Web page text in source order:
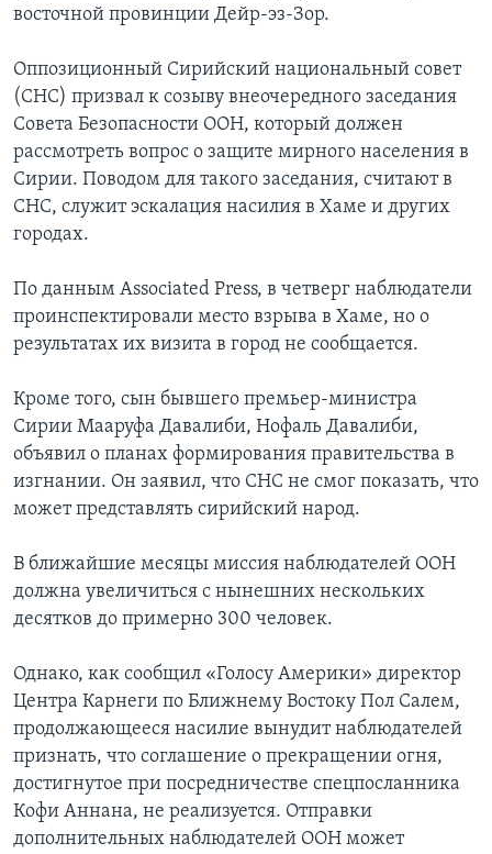
восточной провинции Дейр-эз-Зор.
Оппозиционный Сирийский национальный совет
(СНС) призвал к созыву внеочередного заседания
Совета Безопасности ООН, который должен
рассмотреть вопрос о защите мирного населения в
Сирии. Поводом для такого заседания, считают в
СНС, служит эскалация насилия в Хаме и других
городах.
По данным Assoсiated Press, в четверг наблюдатели
проинспектировали место взрыва в Хаме, но о
результатах их визита в город не сообщается.
Кроме того, сын бывшего премьер-министра
Сирии Мааруфа Давалиби, Нофаль Давалиби,
объявил о планах формирования правительства в
изгнании. Он заявил, что СНС не смог показать, что
может представлять сирийский народ.
В ближайшие месяцы миссия наблюдателей ООН
должна увеличиться с нынешних нескольких
десятков до примерно 300 человек.
Однако, как сообщил «Голосу Америки» директор
Центра Карнеги по Ближнему Востоку Пол Салем,
продолжающееся насилие вынудит наблюдателей
признать, что соглашение о прекращении огня,
достигнутое при посредничестве спецпосланника
Кофи Аннана, не реализуется. Отправки
дополнительных наблюдателей ООН может